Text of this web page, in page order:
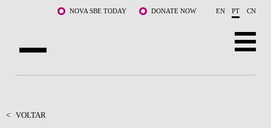
Saltar para o conteúdo principalNOVA SBE TODAY DONATE NOW EN PT CN
< VOLTAR